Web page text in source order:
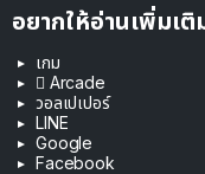
อยากให้อ่านเพิ่มเติ
เกม
 Arcade
วอลเปเปอร์
LINE
Google
Facebook